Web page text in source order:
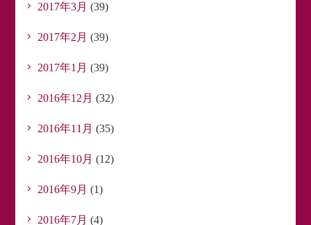
2017年3月 (39)
2017年2月 (39)
2017年1月 (39)
2016年12月 (32)
2016年11月 (35)
2016年10月 (12)
2016年9月 (1)
2016年7月 (4)